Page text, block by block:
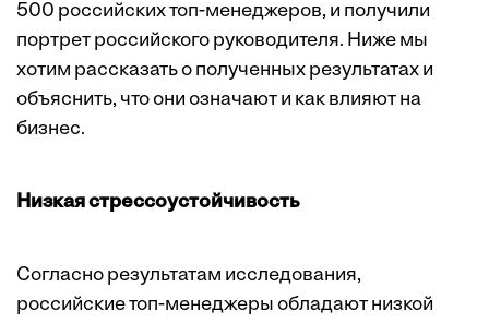
500 российских топ-менеджеров, и получили
портрет российского руководителя. Ниже мы
хотим рассказать о полученных результатах и
объяснить, что они означают и как влияют на
бизнес.
Низкая стрессоустойчивость
Согласно результатам исследования,
российские топ-менеджеры обладают низкой